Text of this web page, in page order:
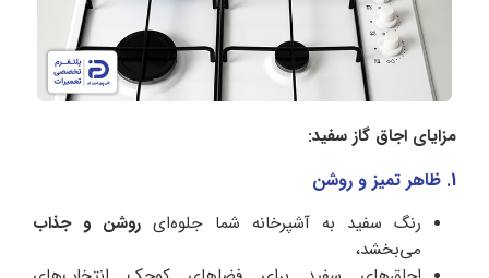
مزایای اجاق گاز سفید:
1. ظاهر تمیز و روشن
رنگ سفید به آشپرخانه شما جلوه‌ای روشن و جذاب
می‌بخشد،